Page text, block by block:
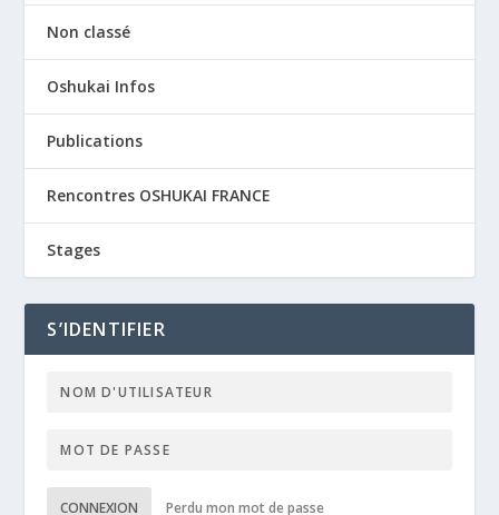
Non classé
Oshukai Infos
Publications
Rencontres OSHUKAI FRANCE
Stages
S’IDENTIFIER
CONNEXION Perdu mon mot de passe